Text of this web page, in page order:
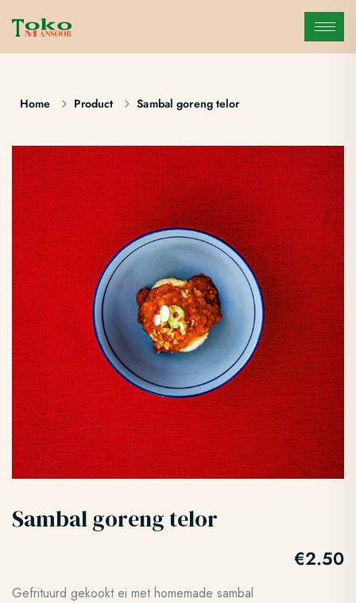
Home Product Sambal goreng telor
Sambal goreng telor
€2.50
Gefrituurd gekookt ei met homemade sambal